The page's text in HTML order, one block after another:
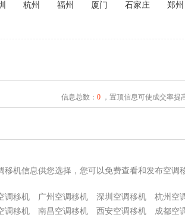
杭州 福州 厦门 石家庄 郑州
信息总数： 0，置顶信息可使成交率提
机信息供您选择，您可以免费查看和发布空调
调移机 广州空调移机 深圳空调移机 杭州空
调移机 南昌空调移机 西安空调移机 成都空